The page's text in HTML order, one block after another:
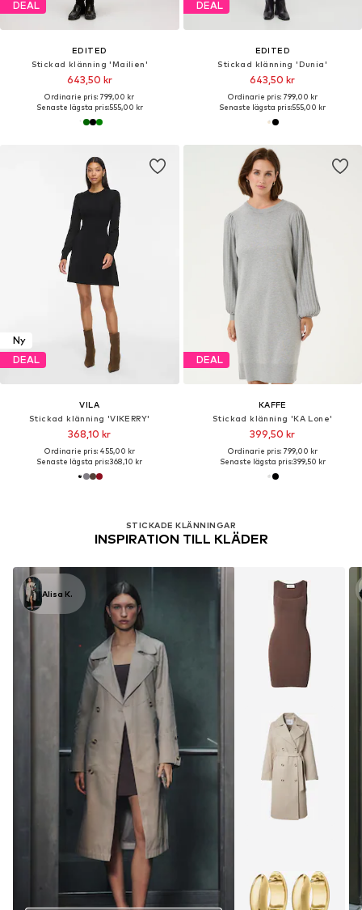
DEAL
EDITED
Stickad klänning 'Mailien'
643,50 kr
Ordinarie pris: 799,00 kr
Senaste lägsta pris:555,00 kr
DEAL
EDITED
Stickad klänning 'Dunia'
643,50 kr
Ordinarie pris: 799,00 kr
Senaste lägsta pris:555,00 kr
Ny
DEAL
VILA
Stickad klänning 'VIKERRY'
368,10 kr
Ordinarie pris: 455,00 kr
Senaste lägsta pris:368,10 kr
DEAL
KAFFE
Stickad klänning 'KA Lone'
399,50 kr
Ordinarie pris: 799,00 kr
Senaste lägsta pris:399,50 kr
STICKADE KLÄNNINGAR
INSPIRATION TILL KLÄDER
Alisa K.